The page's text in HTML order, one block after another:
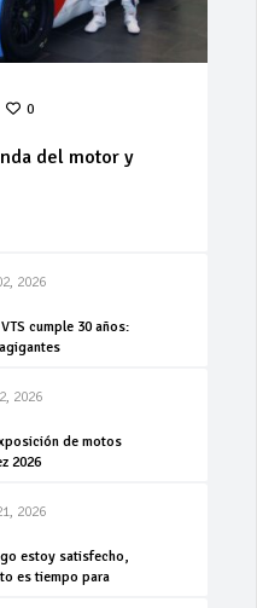
0
del motor y
2026
cumple 30 años:
2026
de motos
2026
2026
estoy satisfecho,
es tiempo para